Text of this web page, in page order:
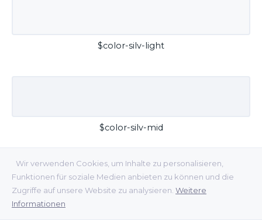
Wir verwenden Cookies, um Inhalte zu personalisieren,
Funktionen für soziale Medien anbieten zu können und die
Zugriffe auf unsere Website zu analysieren. Weitere
Informationen
$color-silv-light
$color-silv-mid